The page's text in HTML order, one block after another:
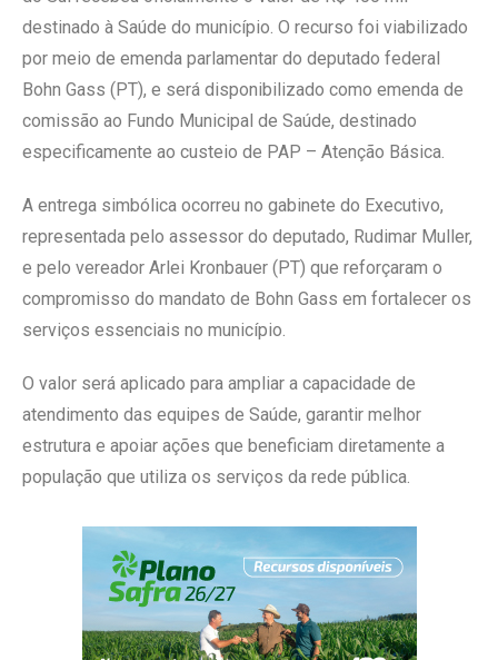
destinado à Saúde do município. O recurso foi viabilizado
por meio de emenda parlamentar do deputado federal
Bohn Gass (PT), e será disponibilizado como emenda de
comissão ao Fundo Municipal de Saúde, destinado
especificamente ao custeio de PAP – Atenção Básica.
A entrega simbólica ocorreu no gabinete do Executivo,
representada pelo assessor do deputado, Rudimar Muller,
e pelo vereador Arlei Kronbauer (PT) que reforçaram o
compromisso do mandato de Bohn Gass em fortalecer os
serviços essenciais no município.
O valor será aplicado para ampliar a capacidade de
atendimento das equipes de Saúde, garantir melhor
estrutura e apoiar ações que beneficiam diretamente a
população que utiliza os serviços da rede pública.